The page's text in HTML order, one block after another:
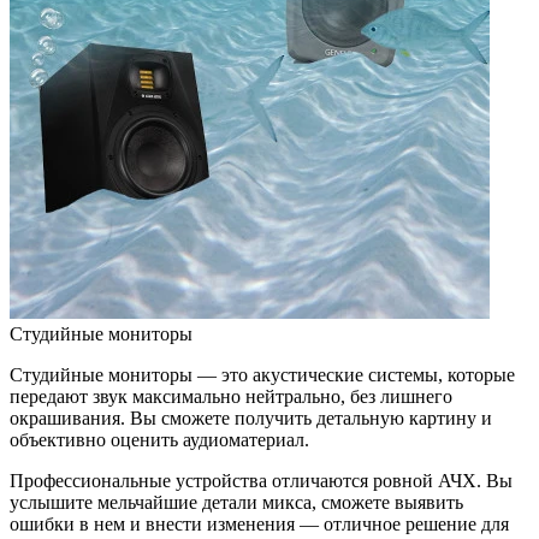
Студийные мониторы
Студийные мониторы — это акустические системы, которые
передают звук максимально нейтрально, без лишнего
окрашивания. Вы сможете получить детальную картину и
объективно оценить аудиоматериал.
Профессиональные устройства отличаются ровной АЧХ. Вы
услышите мельчайшие детали микса, сможете выявить
ошибки в нем и внести изменения — отличное решение для